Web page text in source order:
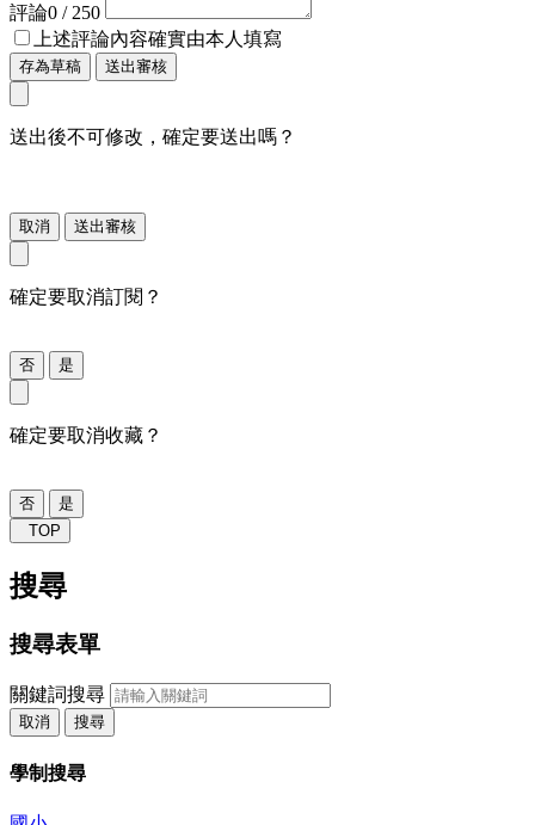
評論0 / 250
上述評論內容確實由本人填寫
存為草稿 送出審核
送出後不可修改，確定要送出嗎？
取消 送出審核
確定要取消訂閱？
否 是
確定要取消收藏？
否
是
TOP
搜尋
搜尋表單
關鍵詞搜尋
取消 搜尋
學制搜尋